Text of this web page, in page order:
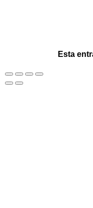
Esta